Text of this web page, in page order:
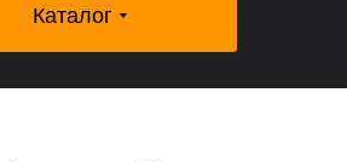
Каталог